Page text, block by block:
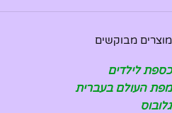
מוצרים מבוקשים
כספת לילדים
מפת העולם בעברית
גלובוס